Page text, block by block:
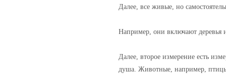
Далее, все живые, но
Например, они включают
Далее, второе измерение есть
душа. Животные, например,